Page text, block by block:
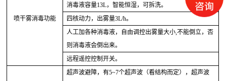
喷干雾消毒功能
消毒液容量13L，智能恒湿，可拆洗。
四核动力，出雾量3L/h。
人工加各种消毒液，自由调控出雾量大小 ,不能倒立，否
则消毒液会倒出来。
远程遥控控制开关。
超声波避障，有5~7个超声波（看结构而定），超声波